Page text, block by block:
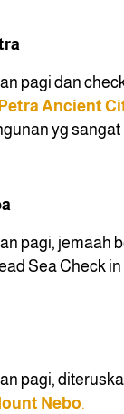
pagi dan
Petra Ancient
yg sangat
pagi, jemaah
Sea Check
pagi,
Nebo.